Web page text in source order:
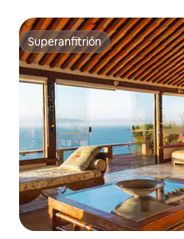
Superanfitrión
Superanfitrión